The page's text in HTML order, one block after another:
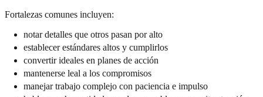
Fortalezas comunes incluyen:
notar detalles que otros pasan por alto
establecer estándares altos y cumplirlos
convertir ideales en planes de acción
mantenerse leal a los compromisos
manejar trabajo complejo con paciencia e impulso